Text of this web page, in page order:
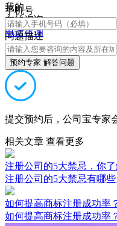
我的
在线咨询
电话咨询
手机号
问题描述
预约专家 解答问题
提交预约后，公司宝专家
相关文章 查看更多
注册公司的5大禁忌，你了
注册公司的5大禁忌有哪些
如何提高商标注册成功率
如何提高商标注册成功率